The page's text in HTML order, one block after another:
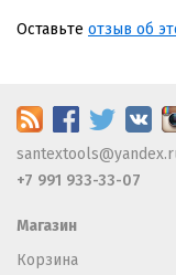
Оставьте отзыв об
+7 991 933-33-07
Магазин
Корзина